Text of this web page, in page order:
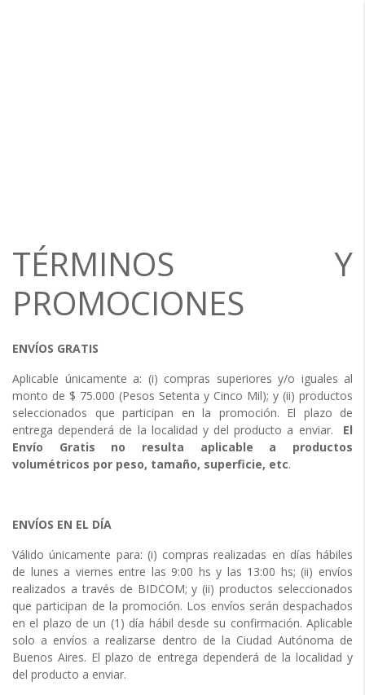
TÉRMINOS Y
PROMOCIONES
ENVÍOS GRATIS
Aplicable únicamente a: (i) compras superiores y/o iguales al
monto de $ 75.000 (Pesos Setenta y Cinco Mil); y (ii) productos
seleccionados que participan en la promoción. El plazo de
entrega dependerá de la localidad y del producto a enviar. El
Envío Gratis no resulta aplicable a productos
volumétricos por peso, tamaño, superficie, etc.
ENVÍOS EN EL DÍA
Válido únicamente para: (i) compras realizadas en días hábiles
de lunes a viernes entre las 9:00 hs y las 13:00 hs; (ii) envíos
realizados a través de BIDCOM; y (ii) productos seleccionados
que participan de la promoción. Los envíos serán despachados
en el plazo de un (1) día hábil desde su confirmación. Aplicable
solo a envíos a realizarse dentro de la Ciudad Autónoma de
Buenos Aires. El plazo de entrega dependerá de la localidad y
del producto a enviar.